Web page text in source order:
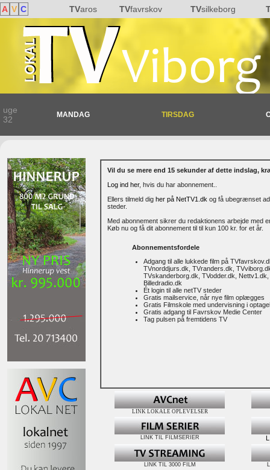
A V C TVaros TVfavrskov TVsilkeborg
uge
32
MANDAG TIRSDAG
Vil du se mere end 15 sekunder af dette indslag,
Log ind her, hvis du har abonnement..
Ellers tilmeld dig her på NetTV1.dk og få ubegrænset
steder.
Med abonnement sikrer du redaktionens arbejde med
Køb nu og få dit abonnement til til kun 100 kr. for et år.
Abonnementsfordele
Adgang til alle lukkede film på
TVnorddjurs.dk, TVranders.dk,
TVskanderborg.dk, TVodder.dk,
Billedradio.dk
Ét login til alle netTV steder
Gratis mailservice, når nye film oplægges
Gratis Filmskole med undervisning i
Gratis adgang til Favrskov Medie Center
Tag pulsen på fremtidens TV
LINK LOKALE OPLEVELSER
LINK TIL FILMSERIER
LINK TIL 3000 FILM